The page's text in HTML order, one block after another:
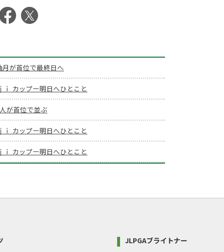
が首位で最終日へ
カップー明日へひとこと
が首位で並ぶ
カップー明日へひとこと
カップー明日へひとこと
JLPGAブライトナー